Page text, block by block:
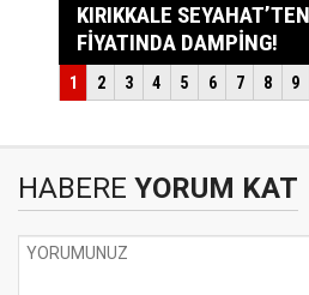
HABERE YORUM KAT